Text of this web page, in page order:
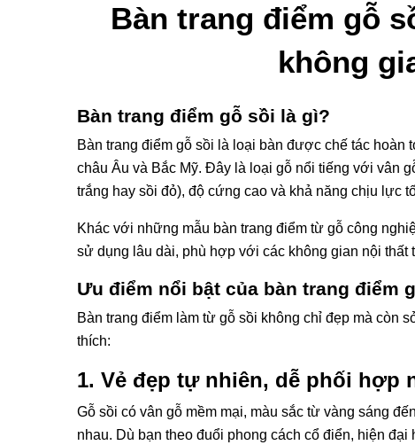
Bàn trang điểm gỗ
không
Bàn trang điểm gỗ sồi là gì?
Bàn trang điểm gỗ sồi là loại bàn được chế tác
châu Âu và Bắc Mỹ. Đây là loại gỗ nổi tiếng với vân
trắng hay sồi đỏ), độ cứng cao và khả năng chịu lực
Khác với những mẫu bàn trang điểm từ gỗ công
sử dụng lâu dài, phù hợp với các không gian nội thất
Ưu điểm nổi bật của bàn trang điểm
Bàn trang điểm làm từ gỗ sồi không chỉ đẹp mà còn
thích:
1. Vẻ đẹp tự nhiên, dễ phối hợp
Gỗ sồi có vân gỗ mềm mại, màu sắc từ vàng sáng
nhau. Dù bạn theo đuổi phong cách cổ điển, hiện đại